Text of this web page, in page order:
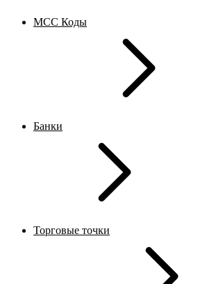
MCC Коды
Банки
Торговые точки